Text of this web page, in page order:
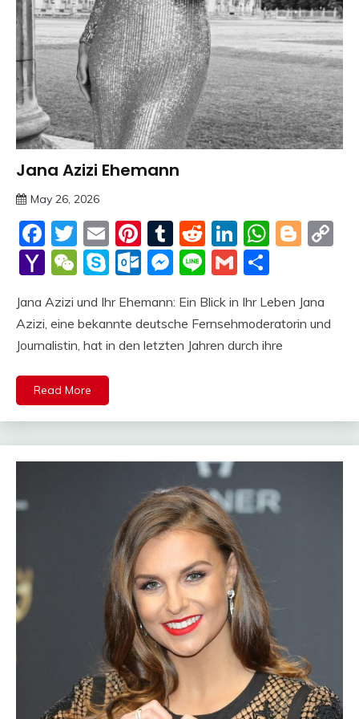
Trends
Jana Azizi Ehemann
May 26, 2026
Meme
Facebook
Twitter
EmailPinterest
Tumblr
Reddit
LinkedIn
Yahoo
WeChat
SkypeOutlook.com
Messenger
LineGmail
Jana Azizi und Ihr Ehemann: Ein Blick in Ihr Leben Jana
Azizi, eine bekannte deutsche Fernsehmoderatorin und
Journalistin, hat in den letzten Jahren durch ihre
Read More